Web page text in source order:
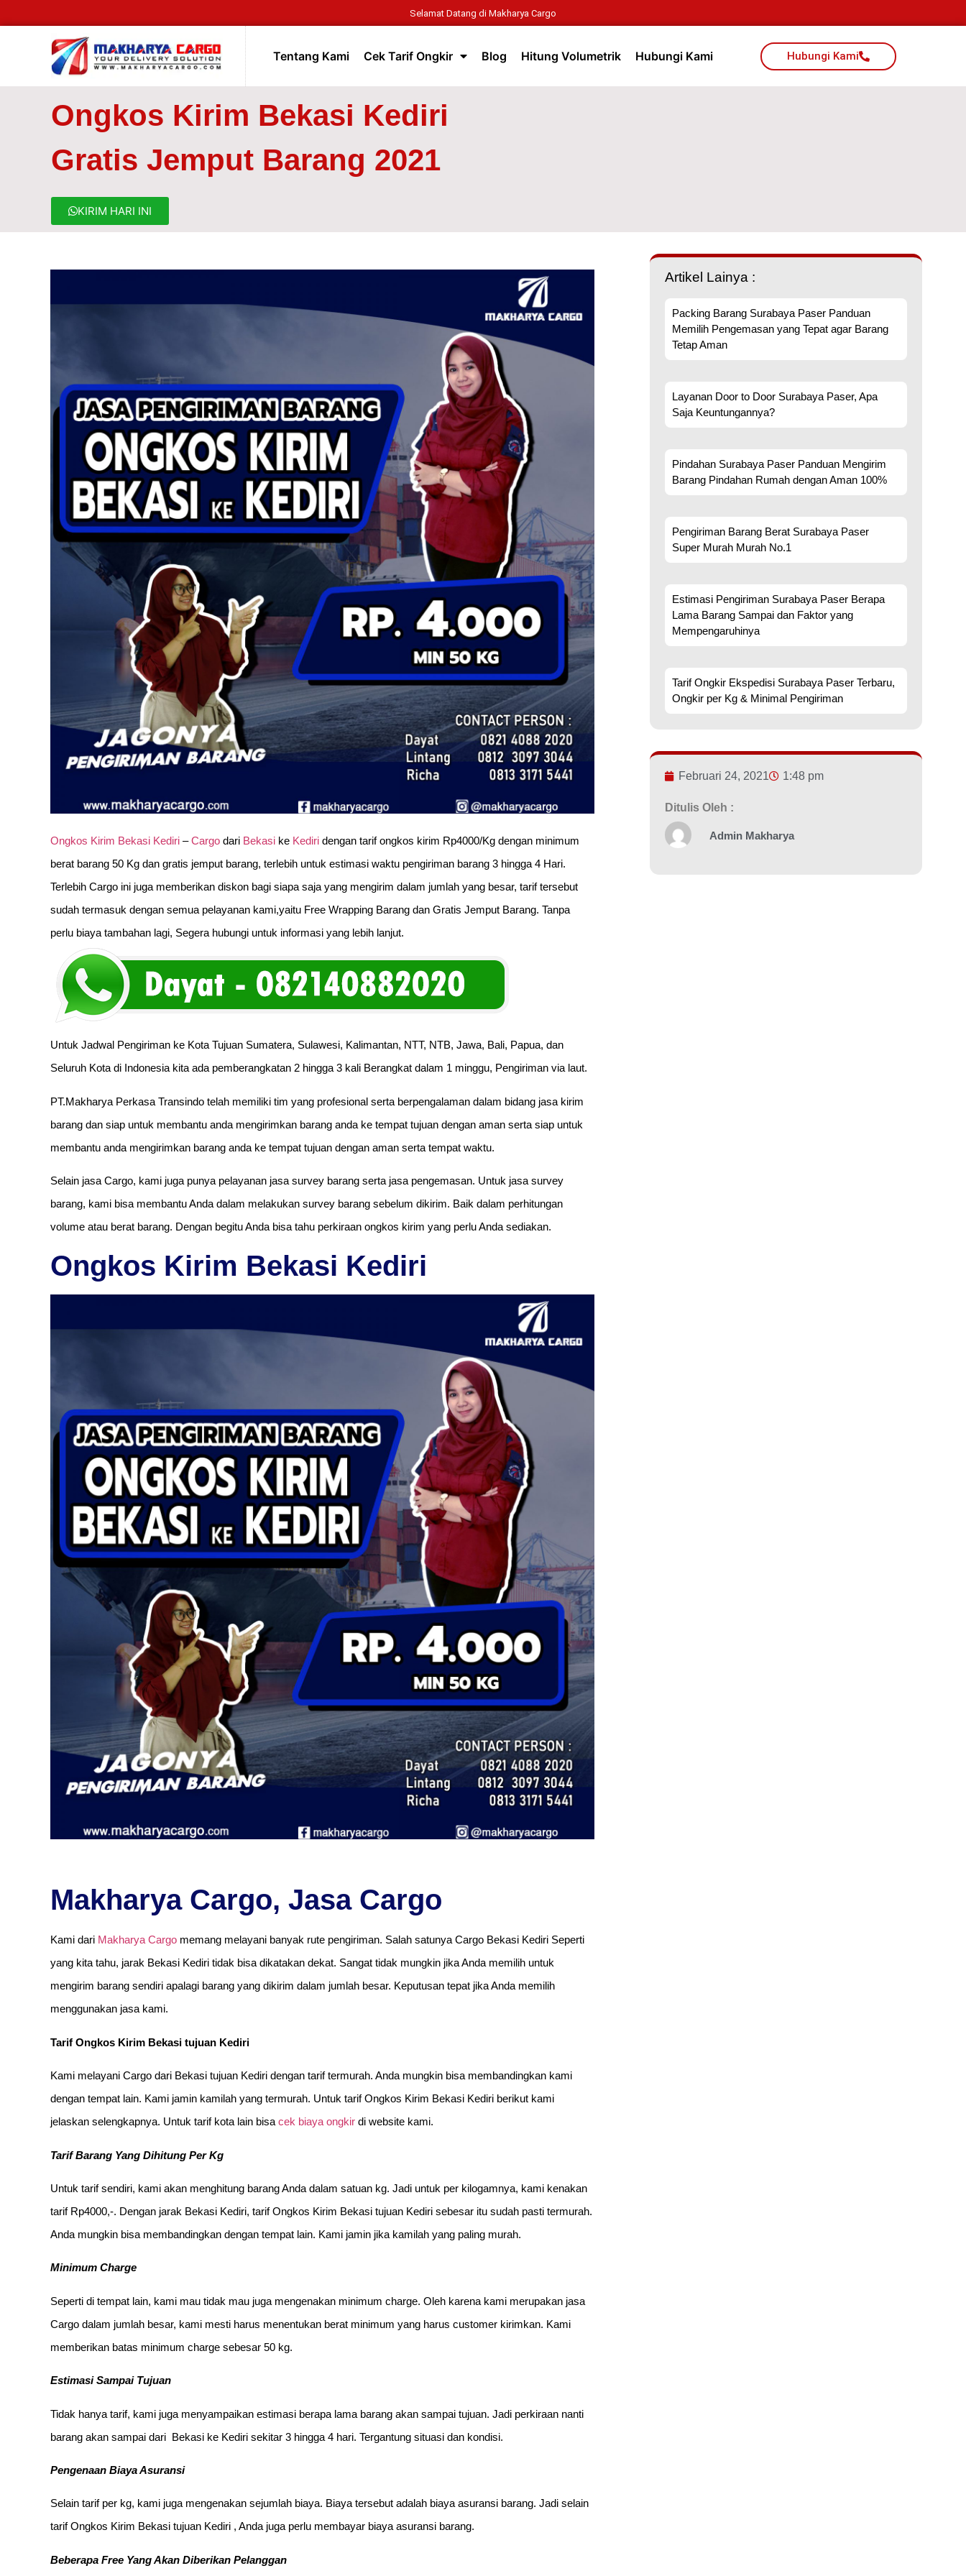
Selamat Datang di Makharya Cargo
Tentang Kami Cek Tarif Ongkir Blog Hitung Volumetrik Hubungi Kami Hubungi Kami
Ongkos Kirim Bekasi Kediri
Gratis Jemput Barang 2021
KIRIM HARI INI
Ongkos Kirim Bekasi Kediri –Cargo dari Bekasi ke Kediri dengan tarif ongkos kirim Rp4000/Kg dengan minimum
berat barang 50 Kg dan gratis jemput barang, terlebih untuk estimasi waktu pengiriman barang 3 hingga 4 Hari.
Terlebih Cargo ini juga memberikan diskon bagi siapa saja yang mengirim dalam jumlah yang besar, tarif tersebut
sudah termasuk dengan semua pelayanan kami,yaitu Free Wrapping Barang dan Gratis Jemput Barang. Tanpa
perlu biaya tambahan lagi, Segera hubungi untuk informasi yang lebih lanjut.
Untuk Jadwal Pengiriman ke Kota Tujuan Sumatera, Sulawesi, Kalimantan, NTT, NTB, Jawa, Bali, Papua, dan
Seluruh Kota di Indonesia kita ada pemberangkatan 2 hingga 3 kali Berangkat dalam 1 minggu, Pengiriman via laut.
PT.Makharya Perkasa Transindo telah memiliki tim yang profesional serta berpengalaman dalam bidang jasa kirim
barang dan siap untuk membantu anda mengirimkan barang anda ke tempat tujuan dengan aman serta siap untuk
membantu anda mengirimkan barang anda ke tempat tujuan dengan aman serta tempat waktu.
Selain jasa Cargo, kami juga punya pelayanan jasa survey barang serta jasa pengemasan. Untuk jasa survey
barang, kami bisa membantu Anda dalam melakukan survey barang sebelum dikirim. Baik dalam perhitungan
volume atau berat barang. Dengan begitu Anda bisa tahu perkiraan ongkos kirim yang perlu Anda sediakan.
Ongkos Kirim Bekasi Kediri
Makharya Cargo, Jasa Cargo
Kami dari Makharya Cargo memang melayani banyak rute pengiriman. Salah satunya Cargo Bekasi Kediri Seperti
yang kita tahu, jarak Bekasi Kediri tidak bisa dikatakan dekat. Sangat tidak mungkin jika Anda memilih untuk
mengirim barang sendiri apalagi barang yang dikirim dalam jumlah besar. Keputusan tepat jika Anda memilih
menggunakan jasa kami.
Tarif Ongkos Kirim Bekasi tujuan Kediri
Kami melayani Cargo dari Bekasi tujuan Kediri dengan tarif termurah. Anda mungkin bisa membandingkan kami
dengan tempat lain. Kami jamin kamilah yang termurah. Untuk tarif Ongkos Kirim Bekasi Kediri berikut kami
jelaskan selengkapnya. Untuk tarif kota lain bisa cek biaya ongkir di website kami.
Tarif Barang Yang Dihitung Per Kg
Untuk tarif sendiri, kami akan menghitung barang Anda dalam satuan kg. Jadi untuk per kilogamnya, kami kenakan
tarif Rp4000,-. Dengan jarak Bekasi Kediri, tarif Ongkos Kirim Bekasi tujuan Kediri sebesar itu sudah pasti termurah.
Anda mungkin bisa membandingkan dengan tempat lain. Kami jamin jika kamilah yang paling murah.
Minimum Charge
Seperti di tempat lain, kami mau tidak mau juga mengenakan minimum charge. Oleh karena kami merupakan jasa
Cargo dalam jumlah besar, kami mesti harus menentukan berat minimum yang harus customer kirimkan. Kami
memberikan batas minimum charge sebesar 50 kg.
Estimasi Sampai Tujuan
Tidak hanya tarif, kami juga menyampaikan estimasi berapa lama barang akan sampai tujuan. Jadi perkiraan nanti
barang akan sampai dari Bekasi ke Kediri sekitar 3 hingga 4 hari. Tergantung situasi dan kondisi.
Pengenaan Biaya Asuransi
Selain tarif per kg, kami juga mengenakan sejumlah biaya. Biaya tersebut adalah biaya asuransi barang. Jadi selain
tarif Ongkos Kirim Bekasi tujuan Kediri , Anda juga perlu membayar biaya asuransi barang.
Beberapa Free Yang Akan Diberikan Pelanggan
Artikel Lainya :
Packing Barang Surabaya Paser Panduan
Memilih Pengemasan yang Tepat agar Barang
Tetap Aman
Layanan Door to Door Surabaya Paser, Apa
Saja Keuntungannya?
Pindahan Surabaya Paser Panduan Mengirim
Barang Pindahan Rumah dengan Aman 100%
Pengiriman Barang Berat Surabaya Paser
Super Murah Murah No.1
Estimasi Pengiriman Surabaya Paser Berapa
Lama Barang Sampai dan Faktor yang
Mempengaruhinya
Tarif Ongkir Ekspedisi Surabaya Paser Terbaru,
Ongkir per Kg & Minimal Pengiriman
Februari 24, 2021 1:48 pm
Ditulis Oleh :
Admin Makharya